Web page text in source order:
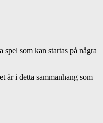
som kan startas på några
är i detta sammanhang som